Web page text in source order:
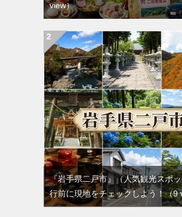
view）
『岩手県二戸市』（人気観光スポ
行前に現地をチェックしよう！（9